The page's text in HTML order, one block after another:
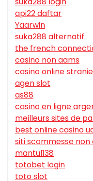
api22 daftar
Yaarwin
suka288 alternatif
the french
casino non aams
casino online
agen slot
qs88
casino en ligne
meilleurs sites de
best online casino
siti scommesse non
mantul138
totobet login
toto slot